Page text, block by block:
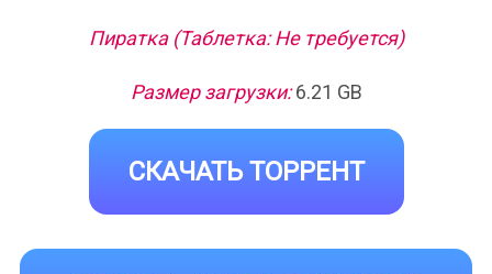
Пиратка (Таблетка: Не требуется)
Размер загрузки:6.21 GB
СКАЧАТЬ ТОРРЕНТ